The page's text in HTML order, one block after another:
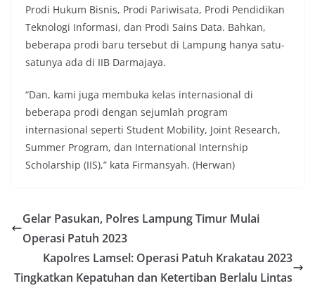
Prodi Hukum Bisnis, Prodi Pariwisata, Prodi Pendidikan
Teknologi Informasi, dan Prodi Sains Data. Bahkan,
beberapa prodi baru tersebut di Lampung hanya satu-
satunya ada di IIB Darmajaya.
“Dan, kami juga membuka kelas internasional di
beberapa prodi dengan sejumlah program
internasional seperti Student Mobility, Joint Research,
Summer Program, dan International Internship
Scholarship (IIS),” kata Firmansyah. (Herwan)
Gelar Pasukan, Polres Lampung Timur Mulai
Operasi Patuh 2023
Kapolres Lamsel: Operasi Patuh Krakatau 2023
Tingkatkan Kepatuhan dan Ketertiban Berlalu Lintas